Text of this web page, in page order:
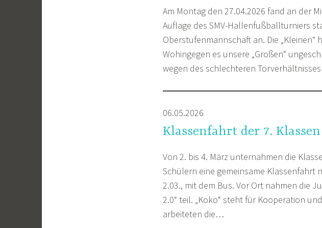
Am Montag den 27.04.2026 fand an der
Auflage des SMV-Hallenfußballturniers
Oberstufenmannschaft an. Die
Wohingegen es unsere „Großen“
wegen des schlechteren
06.05.2026
Klassenfahrt der 7.
Von 2. bis 4. März unternahmen die
Schülern eine gemeinsame Klassenfahrt
2.03., mit dem Bus. Vor Ort nahmen die
2.0“ teil. „Koko“ steht für Kooperation
arbeiteten die…